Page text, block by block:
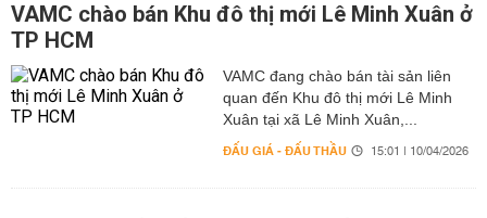
VAMC chào bán Khu đô thị mới Lê Minh Xuân ở
TP HCM
VAMC đang chào bán tài sản liên
quan đến Khu đô thị mới Lê Minh
Xuân tại xã Lê Minh Xuân,...
ĐẤU GIÁ - ĐẤU THẦU 15:01 | 10/04/2026